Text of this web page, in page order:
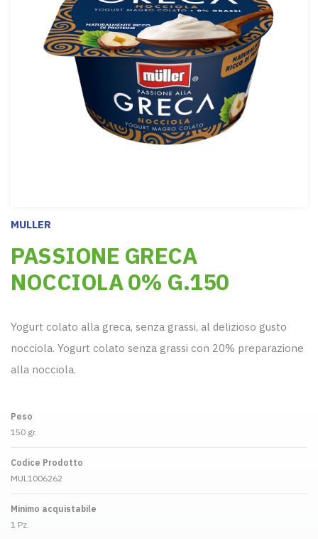
MULLER
PASSIONE GRECA
NOCCIOLA 0% G.150
Yogurt colato alla greca, senza grassi, al delizioso gusto
nocciola. Yogurt colato senza grassi con 20% preparazione
alla nocciola.
Peso
150 gr.
Codice Prodotto
MUL1006262
Minimo acquistabile
1 Pz.